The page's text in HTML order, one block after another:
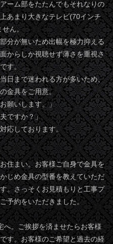
ーム部をたたんでもそれなりの
あまり大きなテレビ(70インチ
せん。
分が無いため出幅を極力抑える
からしか視聴せず薄さを重視さ
す。
日まで迷われる方が多いため、
金具をご用意。
願いします。」
ですか？」
応しております。
住まい。お客様ご自身で金具を
じめ金具の型番を教えていただ
。さっそくお見積もりと工事プ
予約をいただきました。
へ。ご挨拶を済ませたらお客様
す。お客様のご希望と過去の経